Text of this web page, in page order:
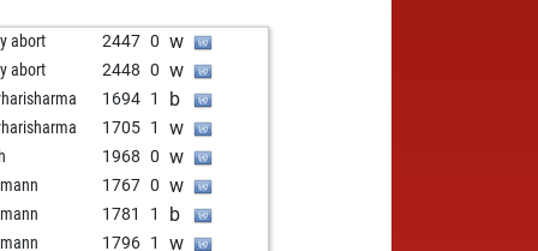
abort 2447 0 w
abort 2448 0 w
1694 1 b
1705 1 w
1968 0 w
1767 0 w
1781 1 b
1796 1 w